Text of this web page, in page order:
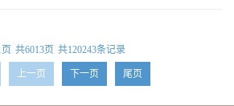
共6013页 共120243条记录
上一页 下一页 尾页